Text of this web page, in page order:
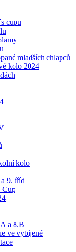
cupu
mladších chlapců
kolo 2024
kolo
9. tříd
Cup
a 8.B
ve vybíjené